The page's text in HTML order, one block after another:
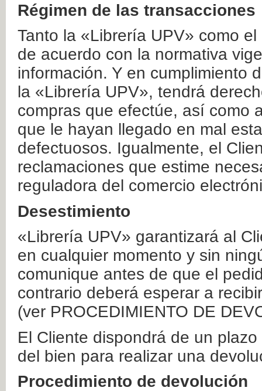
Régimen de las transacciones
Tanto la «Librería UPV» como
de acuerdo con la normativa
información. Y en cumplimiento
la «Librería UPV», tendrá
compras que efectúe, así como
que le hayan llegado en mal
defectuosos. Igualmente, el
reclamaciones que estime
reguladora del comercio
Desestimiento
«Librería UPV» garantizará al
en cualquier momento y sin
comunique antes de que el
contrario deberá esperar a
(ver PROCEDIMIENTO DE
El Cliente dispondrá de un
del bien para realizar una
Procedimiento de devolución